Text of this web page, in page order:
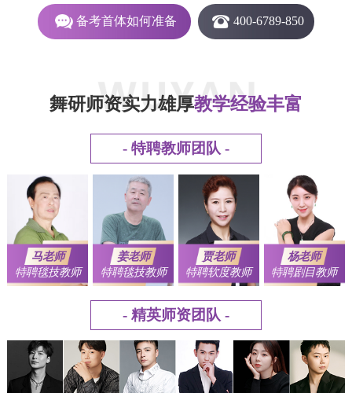
备考首体如何准备 400-6789-850
舞研师资实力雄厚教学经验丰富
- 特聘教师团队 -
马老师
特聘毯技教师
姜老师
特聘毯技教师
贾老师
特聘软度教师
杨老师
特聘剧目教师
- 精英师资团队 -